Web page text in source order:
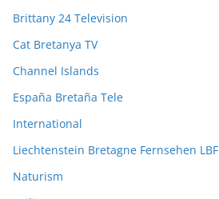
Brittany 24 Television
Cat Bretanya TV
Channel Islands
España Bretaña Tele
International
Liechtenstein Bretagne Fernsehen LBF
Naturism